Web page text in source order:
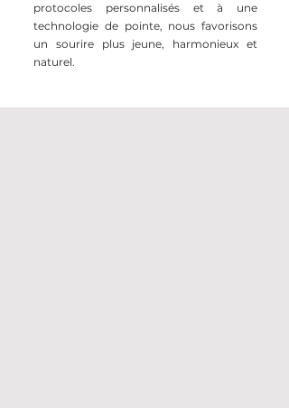
protocoles personnalisés et à une
technologie de pointe, nous favorisons
un sourire plus jeune, harmonieux et
naturel.